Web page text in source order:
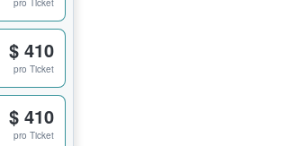
pro Ticket
$ 410
pro Ticket
$ 410
pro Ticket